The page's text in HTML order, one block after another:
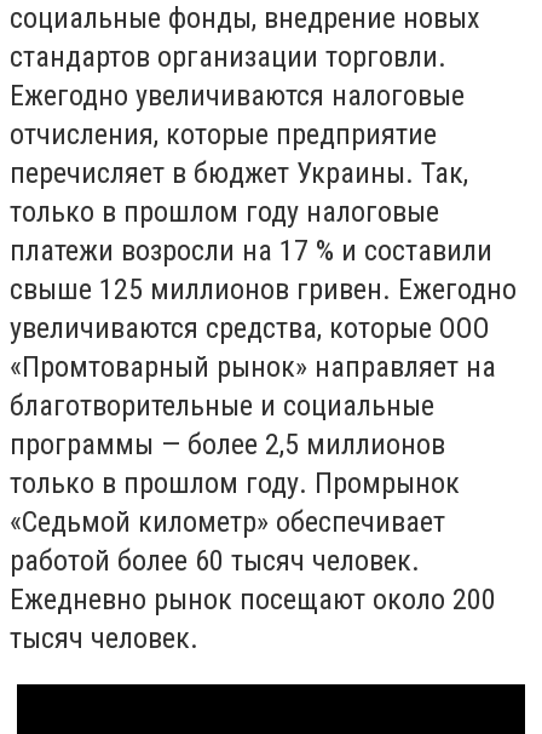
социальные фонды, внедрение новых
стандартов организации торговли.
Ежегодно увеличиваются налоговые
отчисления, которые предприятие
перечисляет в бюджет Украины. Так,
только в прошлом году налоговые
платежи возросли на 17 % и составили
свыше 125 миллионов гривен. Ежегодно
увеличиваются средства, которые ООО
«Промтоварный рынок» направляет на
благотворительные и социальные
программы — более 2,5 миллионов
только в прошлом году. Промрынок
«Седьмой километр» обеспечивает
работой более 60 тысяч человек.
Ежедневно рынок посещают около 200
тысяч человек.